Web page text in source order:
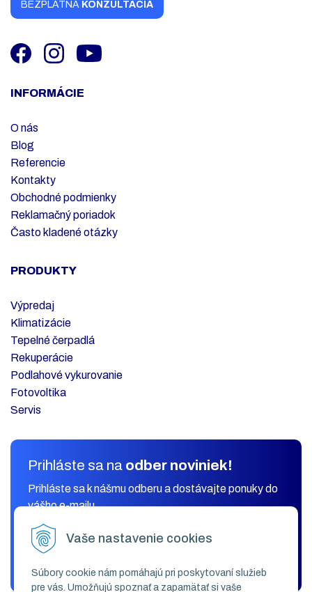
Vaše nastavenie cookies
Súbory cookie nám pomáhajú pri poskytovaní služieb
pre vás. Umožňujú spoznať a zapamätať si vaše
BEZPLATNÁ KONZULTÁCIA
INFORMÁCIE
O nás
Blog
Referencie
Kontakty
Obchodné podmienky
Reklamačný poriadok
Často kladené otázky
PRODUKTY
Výpredaj
Klimatizácie
Tepelné čerpadlá
Rekuperácie
Podlahové vykurovanie
Fotovoltika
Servis
Prihláste sa na odber noviniek!
Prihláste sa k nášmu odberu a dostávajte ponuky do
vášho e-mailu.